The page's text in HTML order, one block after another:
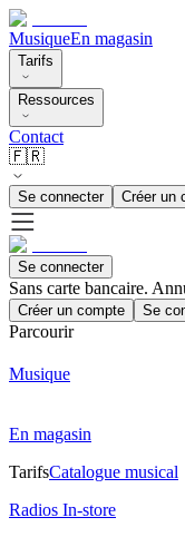
MusiqueEn magasin
Tarifs
Ressources
Contact
🇫🇷
Se connecter Créer un
Se connecter
Sans carte bancaire.
Créer un compte Se
Parcourir
Musique
En magasin
TarifsCatalogue musical
Radios In-store